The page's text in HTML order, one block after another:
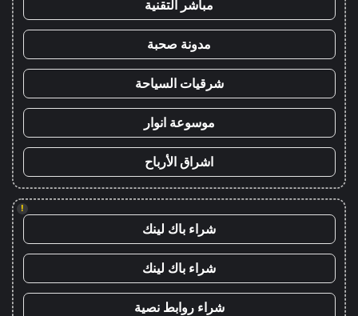
مباشر التقنية
مدونة صحبة
شرقيات السياحة
موسوعة انوار
اشراق الأرباح
!
شراء باك لينك
شراء باك لينك
شراء روابط نصية